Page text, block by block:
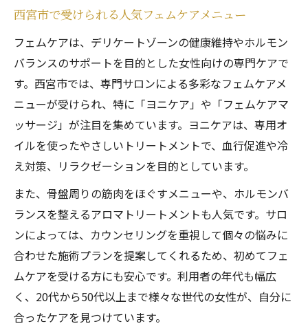
西宮市で受けられる人気フェムケアメニュー
フェムケアは、デリケートゾーンの健康維持やホルモン
バランスのサポートを目的とした女性向けの専門ケアで
す。西宮市では、専門サロンによる多彩なフェムケアメ
ニューが受けられ、特に「ヨニケア」や「フェムケアマ
ッサージ」が注目を集めています。ヨニケアは、専用オ
イルを使ったやさしいトリートメントで、血行促進や冷
え対策、リラクゼーションを目的としています。
また、骨盤周りの筋肉をほぐすメニューや、ホルモンバ
ランスを整えるアロマトリートメントも人気です。サロ
ンによっては、カウンセリングを重視して個々の悩みに
合わせた施術プランを提案してくれるため、初めてフェ
ムケアを受ける方にも安心です。利用者の年代も幅広
く、20代から50代以上まで様々な世代の女性が、自分に
合ったケアを見つけています。